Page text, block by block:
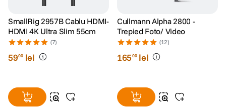
SmallRig 2957B Cablu HDMI-
HDMI 4K Ultra Slim 55cm
(7)
5900 lei
Cullmann Alpha 2800 -
Trepied Foto/ Video
(12)
16500 lei